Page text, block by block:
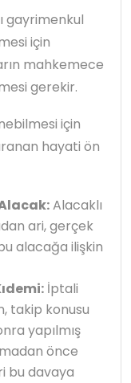
gayrimenkul
için
mahkemece
gerekir.
için
hayati ön
Alacaklı
ari, gerçek
alacağa ilişkin
İptali
takip konusu
yapılmış
önce
bu davaya